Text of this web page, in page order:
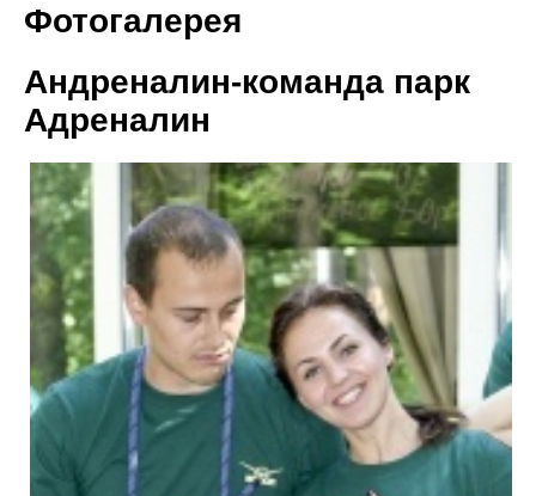
Фотогалерея
Андреналин-команда парк
Адреналин